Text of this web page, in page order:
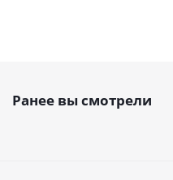
Ранее вы смотрели